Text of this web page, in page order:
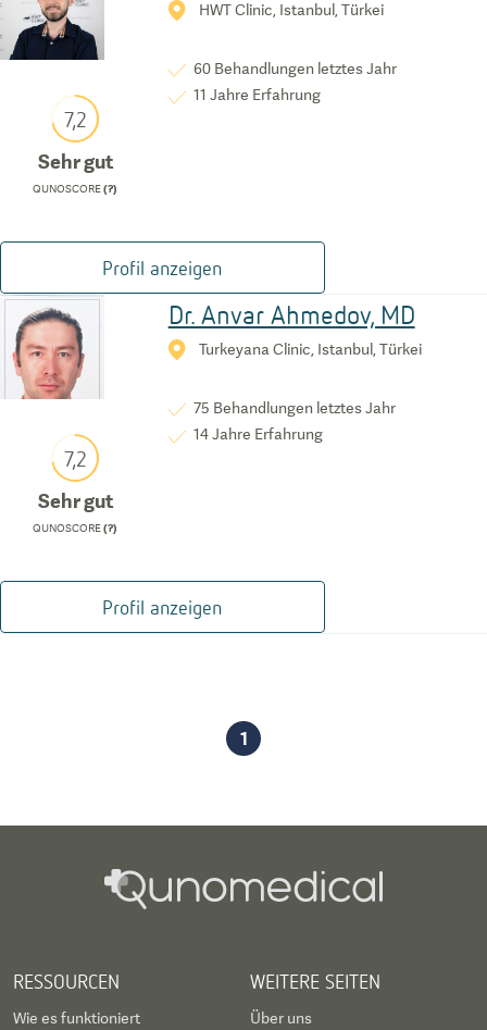
7,2
Sehr gut
QUNOSCORE(?)
HWT Clinic, Istanbul, Türkei
60 Behandlungen letztes Jahr
11 Jahre Erfahrung
Profil anzeigen
7,2
Sehr gut
QUNOSCORE(?)
Dr. Anvar Ahmedov, MD
Turkeyana Clinic, Istanbul, Türkei
75 Behandlungen letztes Jahr
14 Jahre Erfahrung
Profil anzeigen
1
RESSOURCEN
Wie es funktioniert
WEITERE SEITEN
Über uns